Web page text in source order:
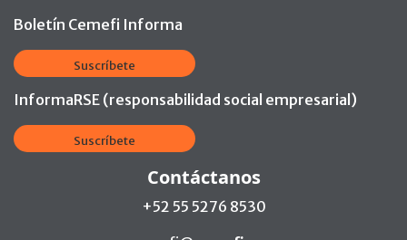
Boletín Cemefi Informa
Suscríbete
InformaRSE (responsabilidad social empresarial)
Suscríbete
Contáctanos
+52 55 5276 8530